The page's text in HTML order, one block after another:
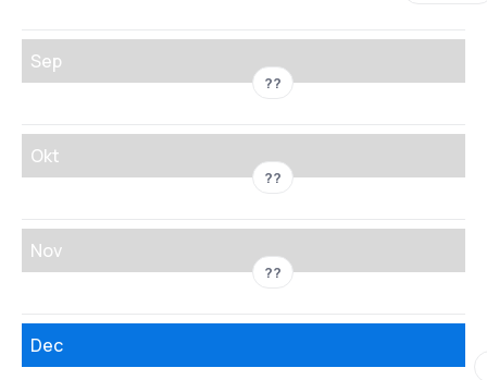
Sep
??
Okt
??
Nov
??
Dec